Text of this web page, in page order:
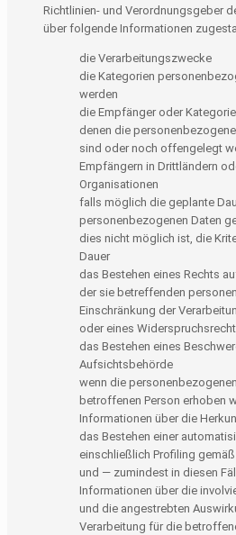
Richtlinien- und Verordnungsgeber
über folgende Informationen
die Verarbeitungszwecke
die Kategorien
werden
die Empfänger oder
denen die
sind oder noch offengelegt
Empfängern in Drittländern
Organisationen
falls möglich die geplante
personenbezogenen Daten
dies nicht möglich ist, die
Dauer
das Bestehen eines Rechts
der sie betreffenden
Einschränkung der
oder eines
das Bestehen eines
Aufsichtsbehörde
wenn die
betroffenen Person erhoben
Informationen über die
das Bestehen einer
einschließlich Profiling
und — zumindest in diesen
Informationen über die
und die angestrebten
Verarbeitung für die